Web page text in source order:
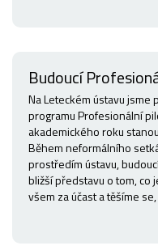
Budoucí
Na Leteckém ústavu jsme
programu Profesionální
akademického roku
Během neformálního
prostředím ústavu,
bližší představu o tom, co
všem za účast a těšíme